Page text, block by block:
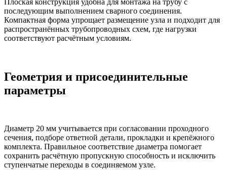
последующим выполнением сварного соединения.
Компактная форма упрощает размещение узла и подходит для
распространённых трубопроводных схем, где нагрузки
соответствуют расчётным условиям.
Геометрия и присоединительные
параметры
Диаметр 20 мм учитывается при согласовании проходного
сечения, подборе ответной детали, прокладки и крепёжного
комплекта. Правильное соответствие диаметра помогает
сохранить расчётную пропускную способность и исключить
ступенчатые переходы в соединяемом узле.